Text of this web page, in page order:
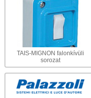
TAIS-MIGNON falonkívüli
sorozat